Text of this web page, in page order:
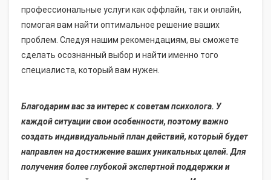
профессиональные услуги как оффлайн, так и онлайн,
помогая вам найти оптимальное решение ваших
проблем. Следуя нашим рекомендациям, вы сможете
сделать осознанный выбор и найти именно того
специалиста, который вам нужен.
Благодарим вас за интерес к советам психолога. У
каждой ситуации свои особенности, поэтому важно
создать индивидуальный план действий, который будет
направлен на достижение ваших уникальных целей. Для
получения более глубокой экспертной поддержки и